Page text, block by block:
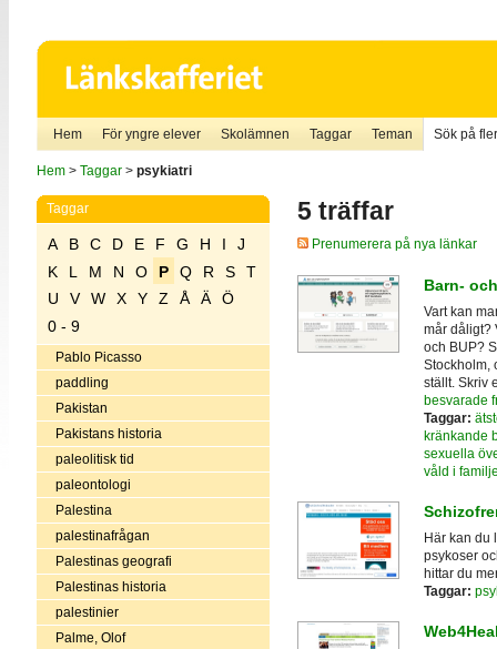
Hem För yngre elever Skolämnen Taggar Teman Sök på
Hem> Taggar> psykiatri
Taggar
A B C D E F G H I
J
K
L M N O P Q R S
T
U
V W X Y Z Å Ä
Ö
0 - 9
Pablo Picasso
paddling
Pakistan
Pakistans historia
paleolitisk tid
paleontologi
Palestina
palestinafrågan
Palestinas geografi
Palestinas historia
palestinier
Palme, Olof
5 träffar
Prenumerera på nya länkar
Barn-
Vart kan
mår dåligt?
och BUP?
Stockholm,
ställt. Skriv
besvarade
Taggar:
kränkande
sexuella
våld i
Här kan du
psykoser
hittar du
Taggar: